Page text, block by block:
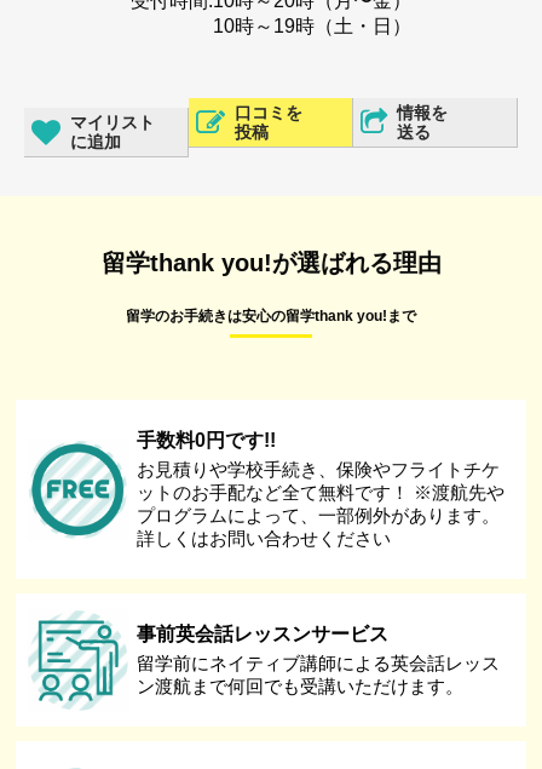
10時～19時（土・日）
マイリスト
に追加
口コミを
投稿
情報を
送る
留学thank you!が選ばれる理由
留学のお手続きは安心の留学thank you!まで
手数料0円です!!
お見積りや学校手続き、保険やフライトチケ
ットのお手配など全て無料です！ ※渡航先や
プログラムによって、一部例外があります。
詳しくはお問い合わせください
事前英会話レッスンサービス
留学前にネイティブ講師による英会話レッス
ン渡航まで何回でも受講いただけます。